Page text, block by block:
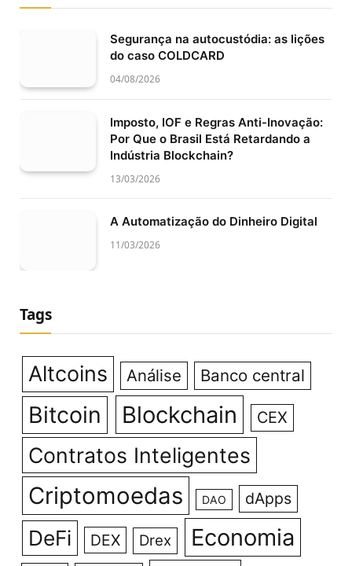
Segurança na autocustódia: as lições
do caso COLDCARD
04/08/2026
Imposto, IOF e Regras Anti-Inovação:
Por Que o Brasil Está Retardando a
Indústria Blockchain?
13/03/2026
A Automatização do Dinheiro Digital
11/03/2026
Tags
Altcoins Análise Banco central
Bitcoin Blockchain CEX
Contratos Inteligentes
Criptomoedas DAO dApps
DeFi DEX Drex Economia